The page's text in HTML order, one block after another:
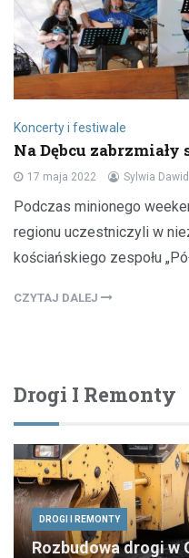
Koncerty i festiwale
Na Dębcu
17 maja 2022 Sylwia
Podczas minionego
regionu uczestniczyli w
kościańskiego zespołu
CZYTAJ DALEJ
Drogi I Remonty
DROGI I REMONTY
Rozbudowa drogi w